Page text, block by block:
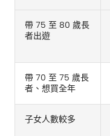
帶 75 至 80 歲長
者出遊
帶 70 至 75 歲長
者、想買全年
子女人數較多